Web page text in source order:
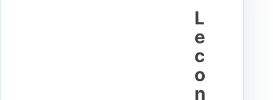
L
e
c
o
n